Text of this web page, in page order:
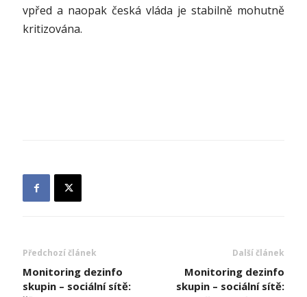
vpřed a naopak česká vláda je stabilně mohutně
kritizována.
Předchozí článek
Monitoring dezinfo
skupin – sociální sítě:
Další článek
Monitoring dezinfo
skupin – sociální sítě: